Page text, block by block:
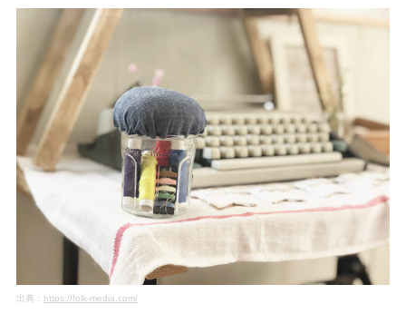
出典： https://folk-media.com/